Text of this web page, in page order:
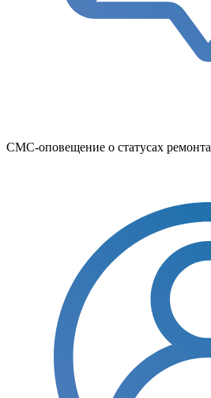
СМС-оповещение о статусах ремонта